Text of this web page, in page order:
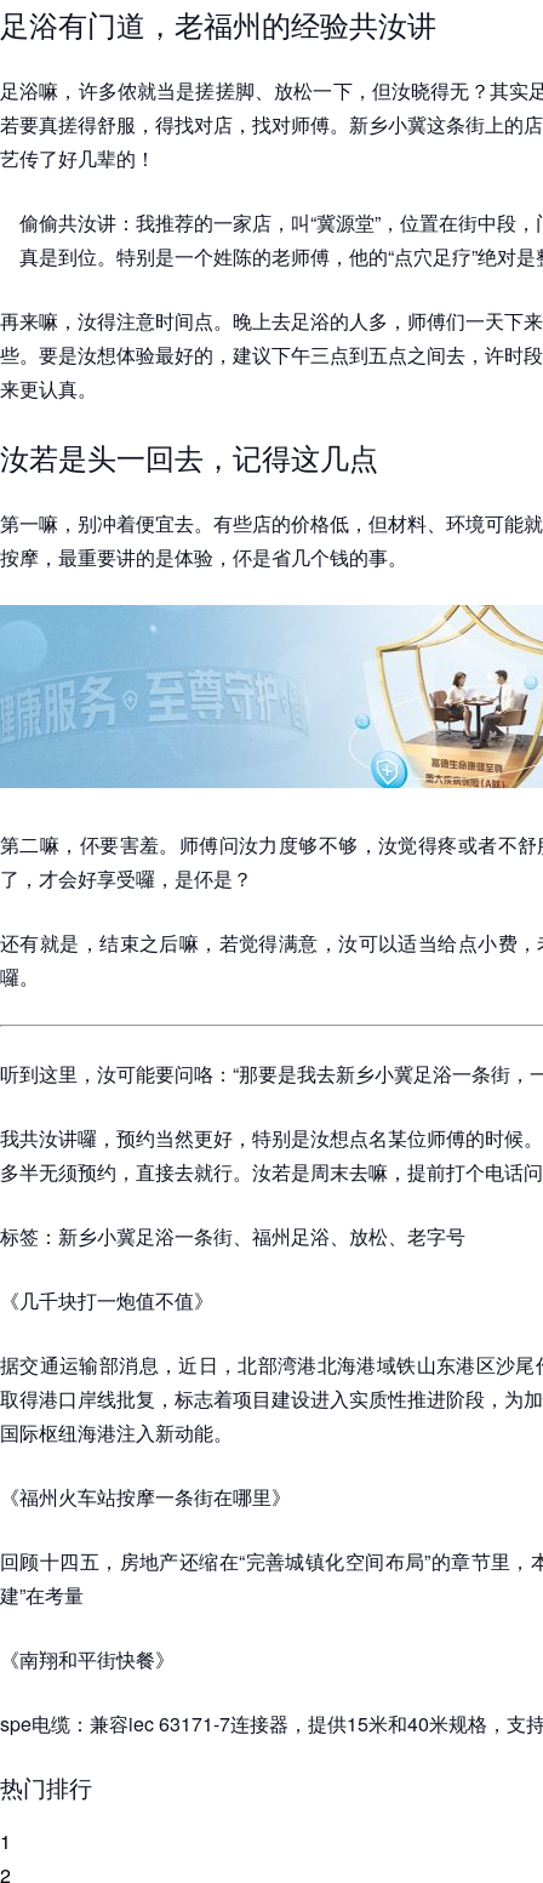
足浴有门道，老福州的经验共汝讲
足浴嘛，许多侬就当是搓搓脚、放松一下，但汝晓得无？其实
若要真搓得舒服，得找对店，找对师傅。新乡小冀这条街上的
艺传了好几辈的！
偷偷共汝讲：我推荐的一家店，叫“冀源堂”，位置在街中段
真是到位。特别是一个姓陈的老师傅，他的“点穴足疗”绝对
再来嘛，汝得注意时间点。晚上去足浴的人多，师傅们一天下
些。要是汝想体验最好的，建议下午三点到五点之间去，许时
来更认真。
汝若是头一回去，记得这几点
第一嘛，别冲着便宜去。有些店的价格低，但材料、环境可能
按摩，最重要讲的是体验，伓是省几个钱的事。
第二嘛，伓要害羞。师傅问汝力度够不够，汝觉得疼或者不
了，才会好享受囉，是伓是？
还有就是，结束之后嘛，若觉得满意，汝可以适当给点小费
囉。
听到这里，汝可能要问咯：“那要是我去新乡小冀足浴一条街，
我共汝讲囉，预约当然更好，特别是汝想点名某位师傅的时候
多半无须预约，直接去就行。汝若是周末去嘛，提前打个电话
标签：新乡小冀足浴一条街、福州足浴、放松、老字号
《几千块打一炮值不值》
据交通运输部消息，近日，北部湾港北海港域铁山东港区沙
取得港口岸线批复，标志着项目建设进入实质性推进阶段，为
国际枢纽海港注入新动能。
《福州火车站按摩一条街在哪里》
回顾十四五，房地产还缩在“完善城镇化空间布局”的章节里，
建”在考量
《南翔和平街快餐》
spe电缆：兼容iec 63171-7连接器，提供15米和40米规格，支
热门排行
1
2